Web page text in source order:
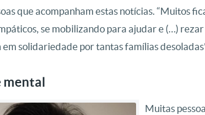
que acompanham estas notícias. “Muitos
se mobilizando para ajudar e (…)
solidariedade por tantas famílias
mental
Muitas